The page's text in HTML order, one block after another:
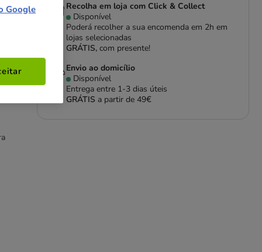
Recolha em loja com Click & Collect
Disponível
Poderá recolher a sua encomenda em 2h em
lojas selecionadas
GRÁTIS,com presente!
Envio ao domicílio
Disponível
Entrega entre 1-3 dias úteis
GRÁTIS a partir de 49€
Google